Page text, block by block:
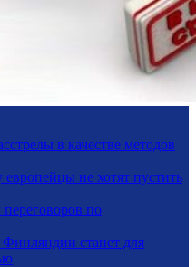
в качестве методов
не хотят пустить
переговоров по
станет для